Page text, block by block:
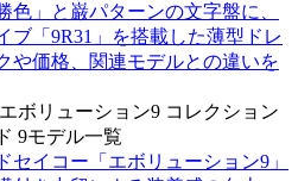
色」と巌パターンの文字盤に、
ブ「9R31」を搭載した薄型ドレ
や価格、関連モデルとの違いを
セイコー「エボリューション9」